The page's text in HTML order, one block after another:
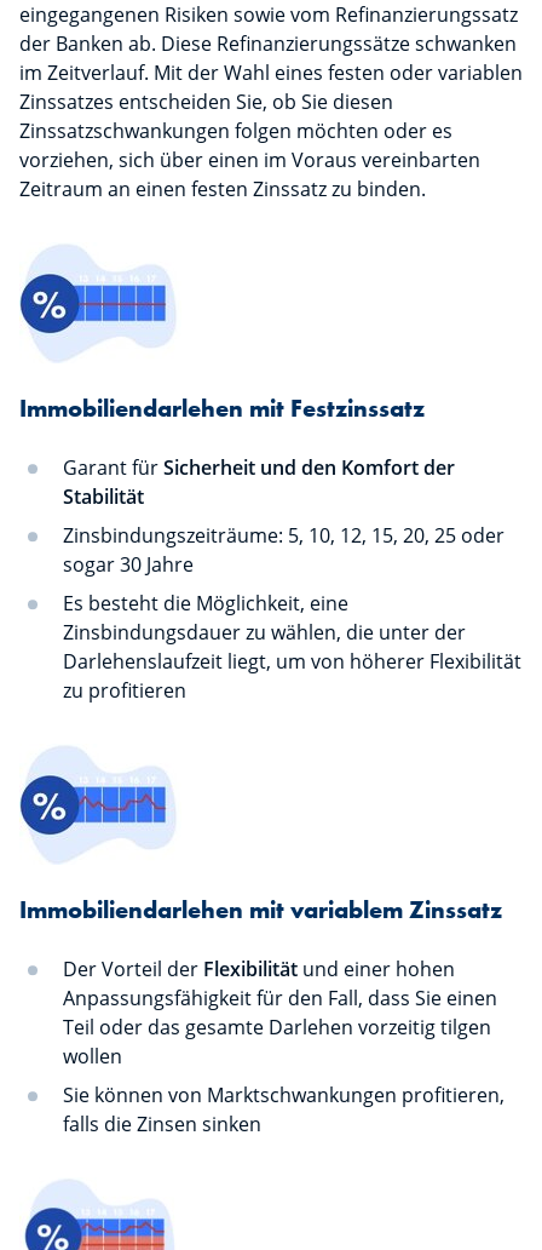
eingegangenen Risiken sowie vom Refinanzierungssatz
der Banken ab. Diese Refinanzierungssätze schwanken
im Zeitverlauf. Mit der Wahl eines festen oder variablen
Zinssatzes entscheiden Sie, ob Sie diesen
Zinssatzschwankungen folgen möchten oder es
vorziehen, sich über einen im Voraus vereinbarten
Zeitraum an einen festen Zinssatz zu binden.
Immobiliendarlehen mit Festzinssatz
Garant fürSicherheit und den Komfort der
Stabilität
Zinsbindungszeiträume: 5, 10, 12, 15, 20, 25 oder
sogar 30 Jahre
Es besteht die Möglichkeit, eine
Zinsbindungsdauer zu wählen, die unter der
Darlehenslaufzeit liegt, um von höherer Flexibilität
zu profitieren
Immobiliendarlehen mit variablem Zinssatz
Der Vorteil der Flexibilität und einer hohen
Anpassungsfähigkeit für den Fall, dass Sie einen
Teil oder das gesamte Darlehen vorzeitig tilgen
wollen
Sie können von Marktschwankungen profitieren,
falls die Zinsen sinken